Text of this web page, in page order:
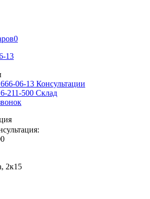
0
13
06-13 Консультации
211-500 Склад
2к15